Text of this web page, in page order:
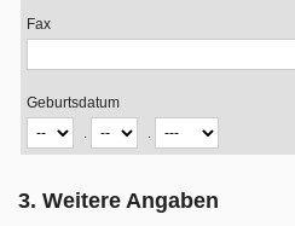
Fax
Geburtsdatum
.
.
3. Weitere Angaben